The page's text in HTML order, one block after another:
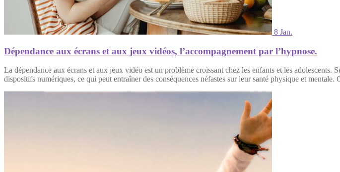
8 Jan.
Dépendance aux écrans et aux jeux vidéos, l’accompagnement par l’hypnose.
La dépendance aux écrans et aux jeux vidéo est un problème croissant chez les enfants et les adolescents.
dispositifs numériques, ce qui peut entraîner des conséquences néfastes sur leur santé physique et